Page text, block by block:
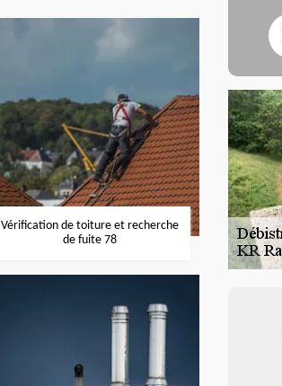
Vérification de toiture et recherche
de fuite 78